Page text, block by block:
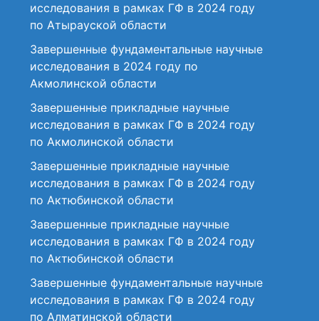
исследования в рамках ГФ в 2024 году
по Атырауской области
Завершенные фундаментальные научные
исследования в 2024 году по
Акмолинской области
Завершенные прикладные научные
исследования в рамках ГФ в 2024 году
по Акмолинской области
Завершенные прикладные научные
исследования в рамках ГФ в 2024 году
по Актюбинской области
Завершенные прикладные научные
исследования в рамках ГФ в 2024 году
по Актюбинской области
Завершенные фундаментальные научные
исследования в рамках ГФ в 2024 году
по Алматинской области